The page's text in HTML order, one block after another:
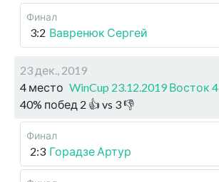
Финал
3:2 Вавренюк Сергей
23 дек., 2019
4 место WinCup 23.12.2019 Восток 4
40% побед 2 👍 vs 3👎
Финал
2:3 Горадзе Артур